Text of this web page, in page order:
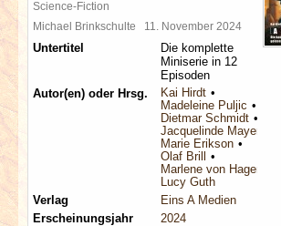
Science-Fiction
Michael Brinkschulte 11. November 2024
Untertitel
Die komplette
Miniserie in 12
Episoden
Autor(en) oder Hrsg.
Kai Hirdt
Madeleine Puljic
Dietmar Schmidt
Jacquelinde Mayerhofer
Marie Erikson
Olaf Brill
Marlene von Hagen
Lucy Guth
Verlag
Eins A Medien
Erscheinungsjahr
2024